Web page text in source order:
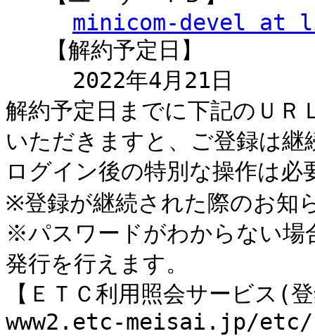
minicom-devel
解約予定日までに下記のＵ
いただきますと、ご登録は継
ログイン後の特別な操作は必
※登録が継続された際のお知
※パスワードがわからない場
発行を行えます。
【ＥＴＣ利用照会サービス(
www2.etc-meisai.jp/etc/